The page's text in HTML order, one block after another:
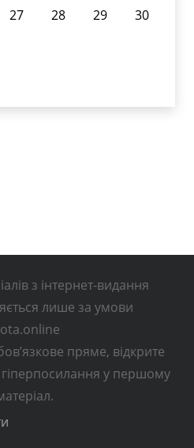
27 28 29
30
з інтернет-видання
лише за умови
пряме, відкрите
у першому